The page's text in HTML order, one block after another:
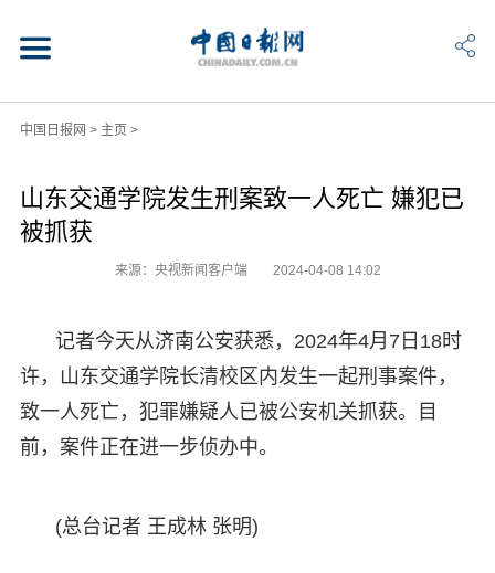
中国日报网 > 主页>
山东交通学院发生刑案致一人死亡 嫌犯已
被抓获
来源：央视新闻客户端 2024-04-08 14:02
记者今天从济南公安获悉，2024年4月7日18时
许，山东交通学院长清校区内发生一起刑事案件，
致一人死亡，犯罪嫌疑人已被公安机关抓获。目
前，案件正在进一步侦办中。
(总台记者 王成林 张明)